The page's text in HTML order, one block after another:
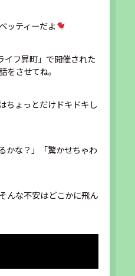
ッティーだよ
イフ昇町」で開催された
をさせてね。
ちょっとだけドキドキし
かな？」「驚かせちゃわ
んな不安はどこかに飛ん